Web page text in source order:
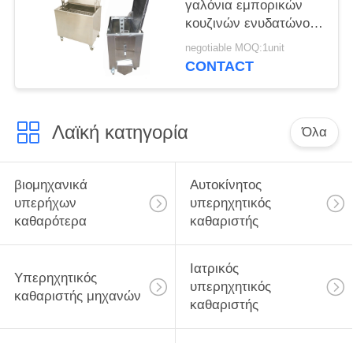
γαλόνια εμπορικών
κουζινών ενυδατώνουν
τη δεξαμενή με τις
κλειδώσιμες ρόδες
negotiable MOQ:1unit
CONTACT
Λαϊκή κατηγορία Όλα
βιομηχανικά
υπερήχων
καθαρότερα
Αυτοκίνητος
υπερηχητικός
καθαριστής
Υπερηχητικός
καθαριστής μηχανών
Ιατρικός
υπερηχητικός
καθαριστής